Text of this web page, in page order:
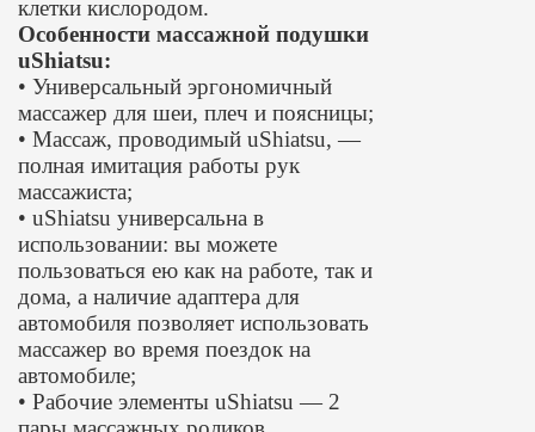
клетки кислородом.
Особенности массажной подушки
uShiatsu:
• Универсальный эргономичный
массажер для шеи, плеч и поясницы;
• Массаж, проводимый uShiatsu, —
полная имитация работы рук
массажиста;
• uShiatsu универсальна в
использовании: вы можете
пользоваться ею как на работе, так и
дома, а наличие адаптера для
автомобиля позволяет использовать
массажер во время поездок на
автомобиле;
• Рабочие элементы uShiatsu — 2